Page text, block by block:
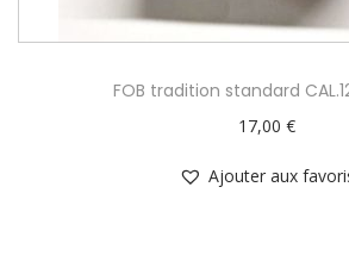
FOB tradition standard
17,00 €
Ajouter aux